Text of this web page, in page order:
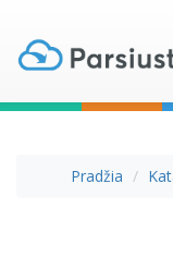
Pradžia